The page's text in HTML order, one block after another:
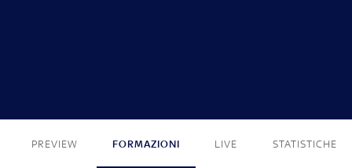
PREVIEW FORMAZIONI LIVE STATISTICHE